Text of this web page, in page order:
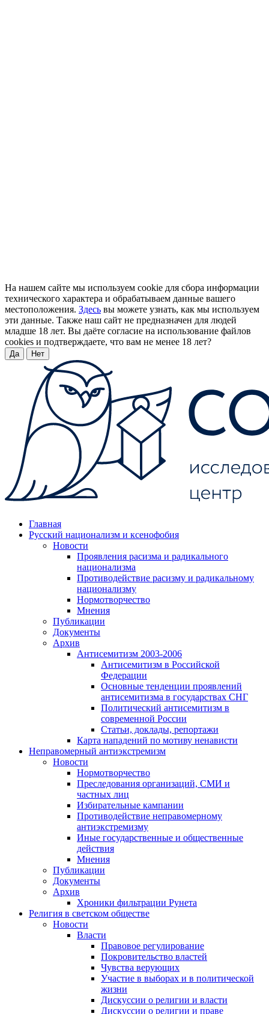
На нашем сайте мы используем cookie для сбора информации
технического характера и обрабатываем данные вашего
местоположения. Здесь вы можете узнать, как мы используем
эти данные. Также наш сайт не предназначен для людей
младше 18 лет. Вы даёте согласие на использование файлов
cookies и подтверждаете, что вам не менее 18 лет?
Да Нет
Главная
Русский национализм и ксенофобия
Новости
Проявления расизма и радикального
национализма
Противодействие расизму и радикальному
национализму
Нормотворчество
Мнения
Публикации
Документы
Архив
Антисемитизм 2003-2006
Антисемитизм в Российской
Федерации
Основные тенденции проявлений
антисемитизма в государствах СНГ
Политический антисемитизм в
современной России
Статьи, доклады, репортажи
Карта нападений по мотиву ненависти
Неправомерный антиэкстремизм
Новости
Нормотворчество
Преследования организаций, СМИ и
частных лиц
Избирательные кампании
Противодействие неправомерному
антиэкстремизму
Иные государственные и общественные
действия
Мнения
Публикации
Документы
Архив
Хроники фильтрации Рунета
Религия в светском обществе
Новости
Власти
Правовое регулирование
Покровительство властей
Чувства верующих
Участие в выборах и в политической
жизни
Дискуссии о религии и власти
Дискуссии о религии и праве